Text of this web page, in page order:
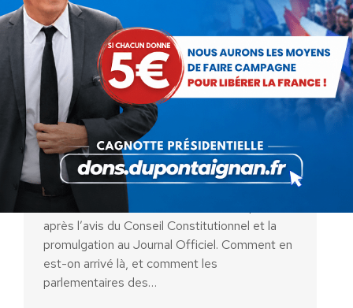
Réforme des retraites :
comment ont voté les
parlementaires des Yvelines ?
Actualités ParRédaction Debout la France
2 mai 2023
La loi sur la réforme des retraites est passée :
après l’avis du Conseil Constitutionnel et la
promulgation au Journal Officiel. Comment en
est-on arrivé là, et comment les
parlementaires des…